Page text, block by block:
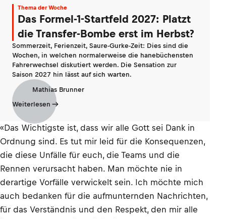
Thema der Woche
Das Formel-1-Startfeld 2027: Platzt
die Transfer-Bombe erst im Herbst?
Sommerzeit, Ferienzeit, Saure-Gurke-Zeit: Dies sind die
Wochen, in welchen normalerweise die hanebüchensten
Fahrerwechsel diskutiert werden. Die Sensation zur
Saison 2027 hin lässt auf sich warten.
Mathias Brunner
Weiterlesen
«Das Wichtigste ist, dass wir alle Gott sei Dank in
Ordnung sind. Es tut mir leid für die Konsequenzen,
die diese Unfälle für euch, die Teams und die
Rennen verursacht haben. Man möchte nie in
derartige Vorfälle verwickelt sein. Ich möchte mich
auch bedanken für die aufmunternden Nachrichten,
für das Verständnis und den Respekt, den mir alle